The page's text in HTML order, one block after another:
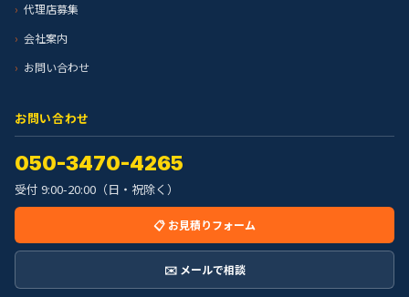
代理店募集
会社案内
お問い合わせ
お問い合わせ
050-3470-4265
受付 9:00-20:00（日・祝除く）
📋 お見積りフォーム
✉️ メールで相談